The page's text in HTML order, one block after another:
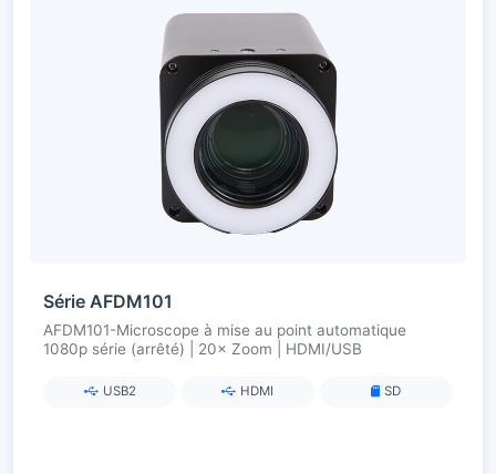
Série AFDM101
AFDM101-Microscope à mise au point automatique
1080p série (arrêté) | 20× Zoom | HDMI/USB
USB2 HDMI SD